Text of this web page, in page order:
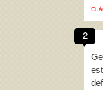
2